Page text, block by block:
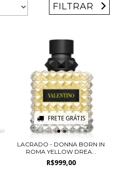
FILTRAR
FRETE GRÁTIS
LACRADO - DONNA BORN IN
ROMA YELLOW DREA...
R$999,00